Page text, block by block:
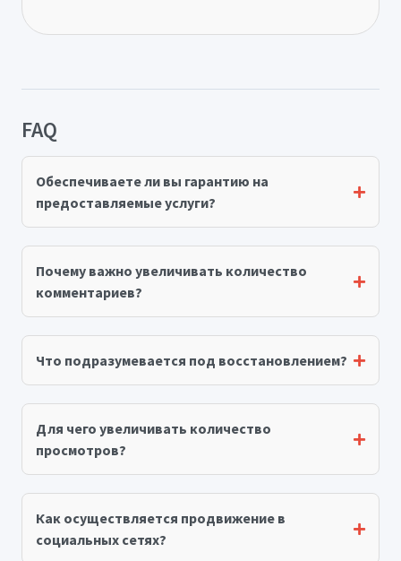
FAQ
Обеспечиваете ли вы гарантию на
предоставляемые услуги?
Почему важно увеличивать количество
комментариев?
Что подразумевается под восстановлением?
Для чего увеличивать количество
просмотров?
Как осуществляется продвижение в
социальных сетях?